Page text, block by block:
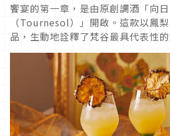
饗宴的第一章，是由原創調酒「向
（Tournesol）」開啟。這款以鳳
品，生動地詮釋了梵谷最具代表性